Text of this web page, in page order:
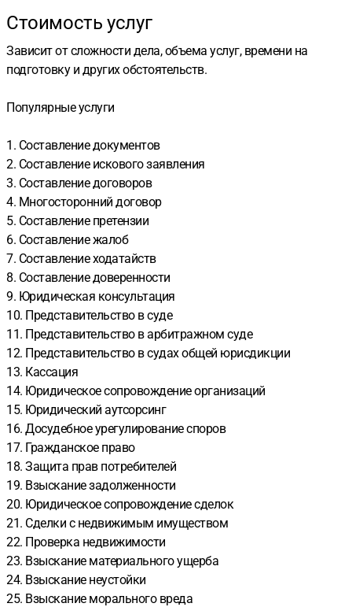
Стоимость услуг
Зависит от сложности дела, объема услуг, времени на
подготовку и других обстоятельств.
Популярные услуги
1. Составление документов
2. Составление искового заявления
3. Составление договоров
4. Многосторонний договор
5. Составление претензии
6. Составление жалоб
7. Составление ходатайств
8. Составление доверенности
9. Юридическая консультация
10. Представительство в суде
11. Представительство в арбитражном суде
12. Представительство в судах общей юрисдикции
13. Кассация
14. Юридическое сопровождение организаций
15. Юридический аутсорсинг
16. Досудебное урегулирование споров
17. Гражданское право
18. Защита прав потребителей
19. Взыскание задолженности
20. Юридическое сопровождение сделок
21. Сделки с недвижимым имуществом
22. Проверка недвижимости
23. Взыскание материального ущерба
24. Взыскание неустойки
25. Взыскание морального вреда